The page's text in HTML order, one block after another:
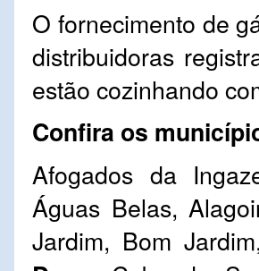
O fornecimento de
distribuidoras
estão cozinhando
Confira os
Afogados da
Águas Belas,
Jardim, Bom